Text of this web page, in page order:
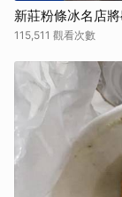
新莊粉條冰名店
115,511 觀看次數